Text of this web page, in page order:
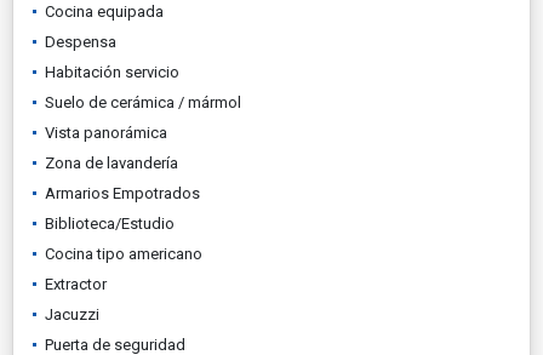
Cocina equipada
Despensa
Habitación servicio
Suelo de cerámica / mármol
Vista panorámica
Zona de lavandería
Armarios Empotrados
Biblioteca/Estudio
Cocina tipo americano
Extractor
Jacuzzi
Puerta de seguridad